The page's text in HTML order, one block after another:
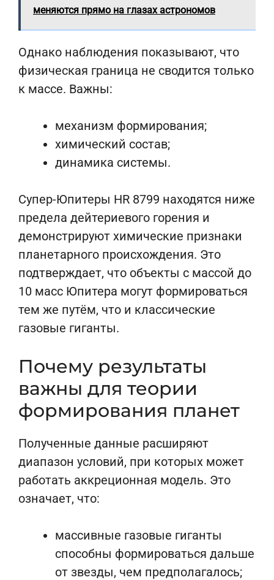
меняются прямо на глазах астрономов
Однако наблюдения показывают, что
физическая граница не сводится только
к массе. Важны:
механизм формирования;
химический состав;
динамика системы.
Супер-Юпитеры HR 8799 находятся ниже
предела дейтериевого горения и
демонстрируют химические признаки
планетарного происхождения. Это
подтверждает, что объекты с массой до
10 масс Юпитера могут формироваться
тем же путём, что и классические
газовые гиганты.
Почему результаты
важны для теории
формирования планет
Полученные данные расширяют
диапазон условий, при которых может
работать аккреционная модель. Это
означает, что:
массивные газовые гиганты
способны формироваться дальше
от звезды, чем предполагалось;